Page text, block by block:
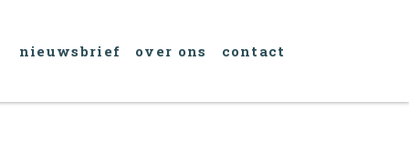
nieuwsbrief over ons contact